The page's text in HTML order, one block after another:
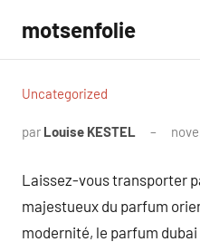
contenu
motsenfolie
Uncategorized
par Louise KESTEL
Laissez-vous transporter
majestueux du parfum
modernité, le parfum